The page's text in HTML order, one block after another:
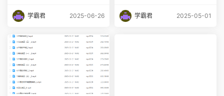
学霸君 2025-06-26 学霸君 2025-05-01